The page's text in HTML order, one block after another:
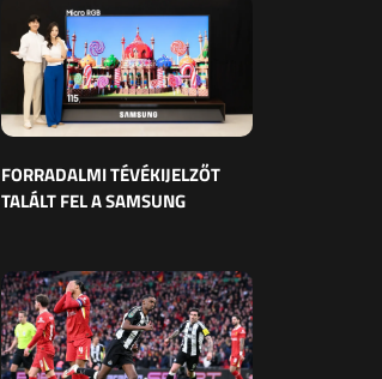
FORRADALMI TÉVÉKIJELZŐT
TALÁLT FEL A SAMSUNG